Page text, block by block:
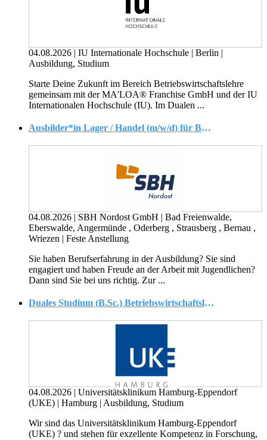
04.08.2026 | IU Internationale Hochschule | Berlin |
Ausbildung, Studium
Starte Deine Zukunft im Bereich Betriebswirtschaftslehre
gemeinsam mit der MA'LOA® Franchise GmbH und der IU
Internationalen Hochschule (IU). Im Dualen ...
Ausbilder*in Lager / Handel (m/w/d) für Bad Freienwalde gesucht ( Logistikmeister / Fachlagerist / Kaufmann / Kauffrau / Wirtschaftspädagoge / Wirtschaftspädagogin / Fachwirt*in / Betriebswirt*in ..)
04.08.2026 | SBH Nordost GmbH | Bad Freienwalde,
Eberswalde, Angermünde , Oderberg , Strausberg , Bernau ,
Wriezen | Feste Anstellung
Sie haben Berufserfahrung in der Ausbildung? Sie sind
engagiert und haben Freude an der Arbeit mit Jugendlichen?
Dann sind Sie bei uns richtig. Zur ...
Duales Studium (B.Sc.) Betriebswirtschaftslehre
04.08.2026 | Universitätsklinikum Hamburg-Eppendorf
(UKE) | Hamburg | Ausbildung, Studium
Wir sind das Universitätsklinikum Hamburg-Eppendorf
(UKE) ? und stehen für exzellente Kompetenz in Forschung,